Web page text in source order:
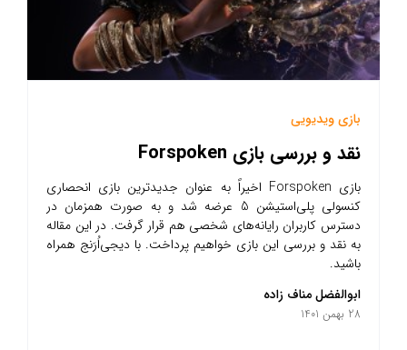
بازی ویدیویی
نقد و بررسی بازی Forspoken
بازی Forspoken اخیراً به عنوان جدیدترین بازی انحصاری
کنسولی پلی‌استیشن 5 عرضه شد و به صورت همزمان در
دسترس کاربران رایانه‌های شخصی هم قرار گرفت. در این مقاله
به نقد و بررسی این بازی خواهیم پرداخت. با دیجی‌اُرَنج همراه
باشید.
ابوالفضل مناف زاده
28 بهمن 1401